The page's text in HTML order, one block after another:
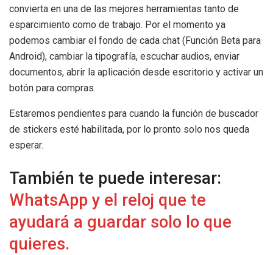
convierta en una de las mejores herramientas tanto de
esparcimiento como de trabajo. Por el momento ya
podemos cambiar el fondo de cada chat (Función Beta para
Android), cambiar la tipografía, escuchar audios, enviar
documentos, abrir la aplicación desde escritorio y activar un
botón para compras.
Estaremos pendientes para cuando la función de buscador
de stickers esté habilitada, por lo pronto solo nos queda
esperar.
También te puede interesar:
WhatsApp y el reloj que te
ayudará a guardar solo lo que
quieres.